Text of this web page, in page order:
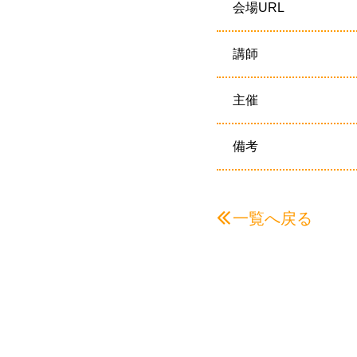
会場URL
講師
主催
備考
一覧へ戻る